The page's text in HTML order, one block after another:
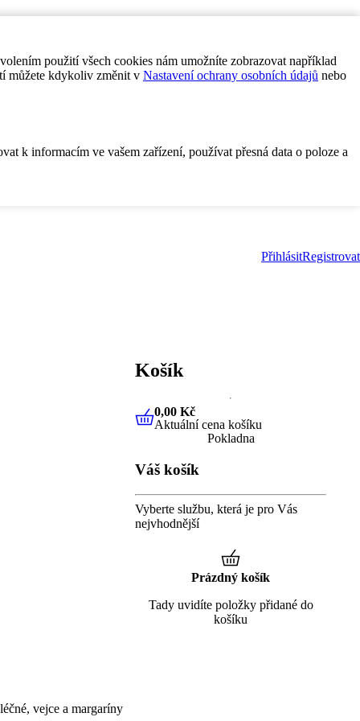
použití všech cookies nám umožníte zobrazovat například
můžete kdykoliv změnit v Nastavení ochrany osobních údajů nebo
k informacím ve vašem zařízení, používat přesná data o poloze a
PřihlásitRegistrovat
vejce a margaríny
Košík
0,00 KčAktuální cena košíku
0,00 Kč
Aktuální cena košíku
Pokladna
Váš košík
Vyberte službu, která je pro Vás
nejvhodnější
Prázdný košík
Tady uvidíte položky přidané do
košíku